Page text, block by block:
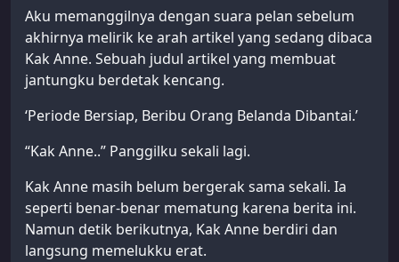
Aku memanggilnya dengan suara pelan sebelum
akhirnya melirik ke arah artikel yang sedang dibaca
Kak Anne. Sebuah judul artikel yang membuat
jantungku berdetak kencang.
‘Periode Bersiap, Beribu Orang Belanda Dibantai.’
“Kak Anne..” Panggilku sekali lagi.
Kak Anne masih belum bergerak sama sekali. Ia
seperti benar-benar mematung karena berita ini.
Namun detik berikutnya, Kak Anne berdiri dan
langsung memelukku erat.